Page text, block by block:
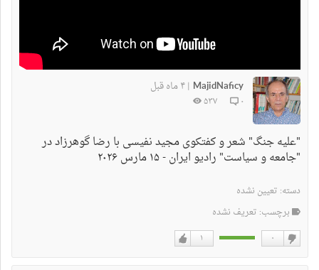
MajidNaficy
|۴ ماه قبل
۰ ۵۳۷
"علیه جنگ" شعر و کفتکوی مجید نفیسی با رضا گوهرزاد در
"جامعه و سیاست" رادیو ایران - ۱۵ مارس ۲۰۲۶
دسته: تعیین نشده
برچسب: تعریف نشده
۱ ۰